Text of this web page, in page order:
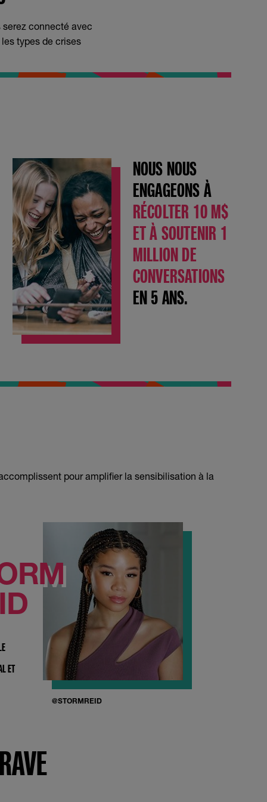
serez connecté avec
types de crises
NOUS NOUS
ENGAGEONS À
RÉCOLTER 10 M$
ET À SOUTENIR 1
MILLION DE
CONVERSATIONS
EN 5 ANS.
pour amplifier la sensibilisation à la
ET
@STORMREID